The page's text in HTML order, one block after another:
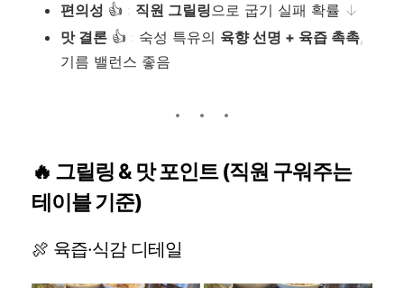
편의성 👍 : 직원 그릴링으로 굽기 실패 확률 ↓
맛 결론 👍 : 숙성 특유의 육향 선명 + 육즙 촉촉,
기름 밸런스 좋음
🔥 그릴링 & 맛 포인트 (직원 구워주는
테이블 기준)
🍖 육즙·식감 디테일